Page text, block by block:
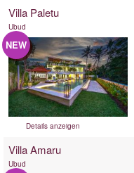
Villa Paletu
Ubud
NEW
Details anzeigen
Villa Amaru
Ubud